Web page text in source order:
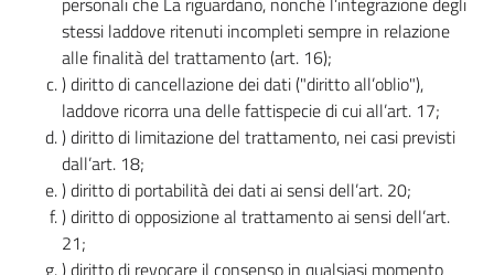
stessi laddove ritenuti incompleti sempre in relazione
alle finalità del trattamento (art. 16);
) diritto di cancellazione dei dati ("diritto all’oblio"),
laddove ricorra una delle fattispecie di cui all’art. 17;
) diritto di limitazione del trattamento, nei casi previsti
dall’art. 18;
) diritto di portabilità dei dati ai sensi dell’art. 20;
) diritto di opposizione al trattamento ai sensi dell’art.
21;
) diritto di revocare il consenso in qualsiasi momento